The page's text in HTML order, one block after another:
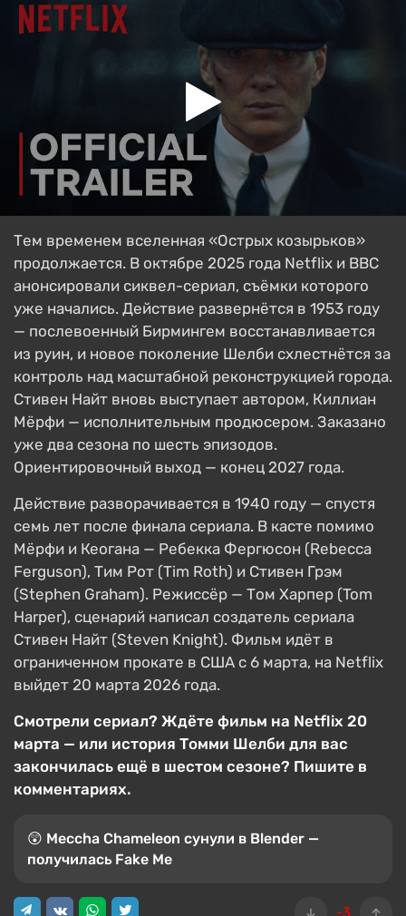
Тем временем вселенная «Острых козырьков»
продолжается. В октябре 2025 года Netflix и BBC
анонсировали сиквел-сериал, съёмки которого
уже начались. Действие развернётся в 1953 году
— послевоенный Бирмингем восстанавливается
из руин, и новое поколение Шелби схлестнётся за
контроль над масштабной реконструкцией города.
Стивен Найт вновь выступает автором, Киллиан
Мёрфи — исполнительным продюсером. Заказано
уже два сезона по шесть эпизодов.
Ориентировочный выход — конец 2027 года.
Действие разворачивается в 1940 году — спустя
семь лет после финала сериала. В касте помимо
Мёрфи и Кеогана — Ребекка Фергюсон (Rebecca
Ferguson), Тим Рот (Tim Roth) и Стивен Грэм
(Stephen Graham). Режиссёр — Том Харпер (Tom
Harper), сценарий написал создатель сериала
Стивен Найт (Steven Knight). Фильм идёт в
ограниченном прокате в США с 6 марта, на Netflix
выйдет 20 марта 2026 года.
Смотрели сериал? Ждёте фильм на Netflix 20
марта — или история Томми Шелби для вас
закончилась ещё в шестом сезоне? Пишите в
комментариях.
😲 Meccha Chameleon сунули в Blender —
получилась Fake Me
-3